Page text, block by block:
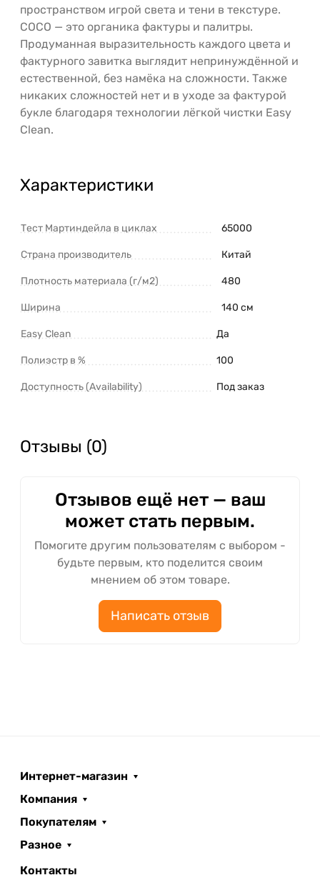
пространством игрой света и тени в текстуре.
COCO — это органика фактуры и палитры.
Продуманная выразительность каждого цвета и
фактурного завитка выглядит непринуждённой и
естественной, без намёка на сложности. Также
никаких сложностей нет и в уходе за фактурой
букле благодаря технологии лёгкой чистки Easy
Clean.
Характеристики
Тест Мартиндейла в циклах 65000
Страна производитель Китай
Плотность материала (г/м2) 480
Ширина 140 см
Easy Clean Да
Полиэстр в % 100
Доступность (Availability) Под заказ
Отзывы (0)
Отзывов ещё нет — ваш
может стать первым.
Помогите другим пользователям с выбором -
будьте первым, кто поделится своим
мнением об этом товаре.
Написать отзыв
Интернет-магазин
Компания
Покупателям
Разное
Контакты